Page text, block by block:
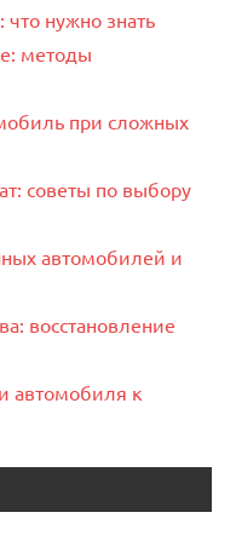
нужно знать
методы
при сложных
советы по выбору
автомобилей и
восстановление
автомобиля к